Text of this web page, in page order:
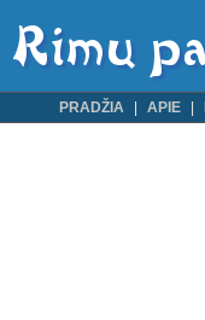
PRADŽIA APIE